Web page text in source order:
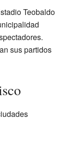
Teobaldo
sus partidos